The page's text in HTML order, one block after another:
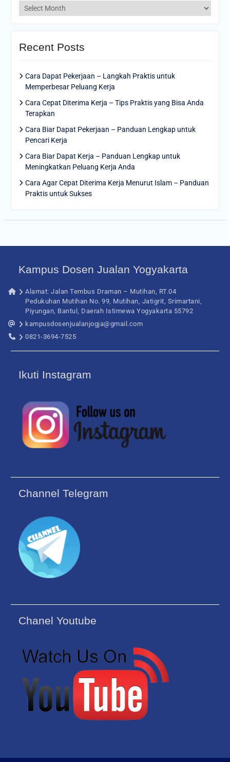
Archives
Recent Posts
Cara Dapat Pekerjaan – Langkah Praktis untuk
Memperbesar Peluang Kerja
Cara Cepat Diterima Kerja – Tips Praktis yang Bisa Anda
Terapkan
Cara Biar Dapat Pekerjaan – Panduan Lengkap untuk
Pencari Kerja
Cara Biar Dapat Kerja – Panduan Lengkap untuk
Meningkatkan Peluang Kerja Anda
Cara Agar Cepat Diterima Kerja Menurut Islam – Panduan
Praktis untuk Sukses
Kampus Dosen Jualan Yogyakarta
Alamat: Jalan Tembus Draman – Mutihan, RT.04
Pedukuhan Mutihan No. 99, Mutihan, Jatigrit, Srimartani,
Piyungan, Bantul, Daerah Istimewa Yogyakarta 55792
kampusdosenjualanjogja@gmail.com
0821-3694-7525
Ikuti Instagram
Channel Telegram
Chanel Youtube